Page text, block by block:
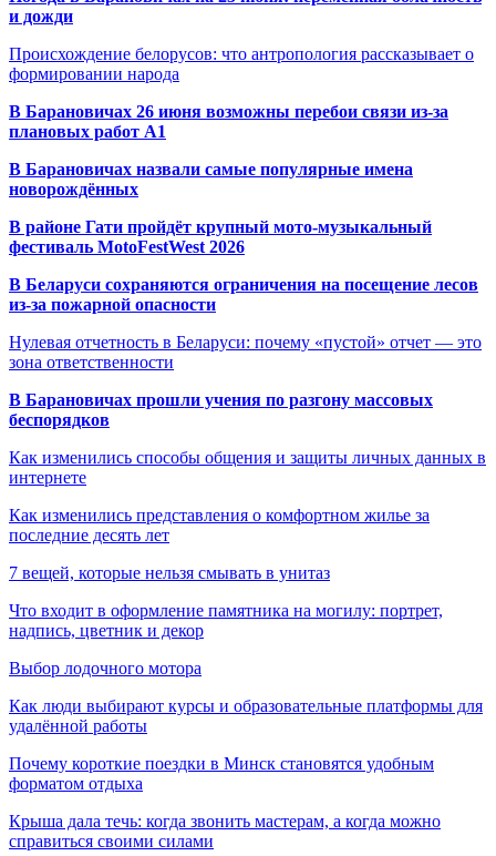
и дожди
Происхождение белорусов: что антропология рассказывает о
формировании народа
В Барановичах 26 июня возможны перебои связи из-за
плановых работ A1
В Барановичах назвали самые популярные имена
новорождённых
В районе Гати пройдёт крупный мото-музыкальный
фестиваль MotoFestWest 2026
В Беларуси сохраняются ограничения на посещение лесов
из-за пожарной опасности
Нулевая отчетность в Беларуси: почему «пустой» отчет — это
зона ответственности
В Барановичах прошли учения по разгону массовых
беспорядков
Как изменились способы общения и защиты личных данных в
интернете
Как изменились представления о комфортном жилье за
последние десять лет
7 вещей, которые нельзя смывать в унитаз
Что входит в оформление памятника на могилу: портрет,
надпись, цветник и декор
Выбор лодочного мотора
Как люди выбирают курсы и образовательные платформы для
удалённой работы
Почему короткие поездки в Минск становятся удобным
форматом отдыха
Крыша дала течь: когда звонить мастерам, а когда можно
справиться своими силами